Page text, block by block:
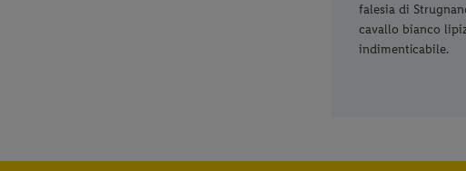
falesia di
cavallo bianco
indimenticabile.